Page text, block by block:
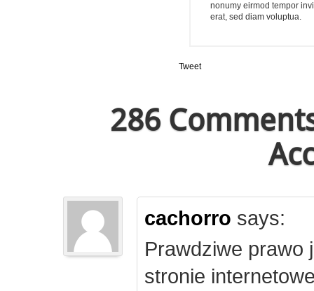
nonumy eirmod tempor
erat, sed diam voluptua.
Tweet
286
cachorro says:
Prawdziwe prawo
stronie